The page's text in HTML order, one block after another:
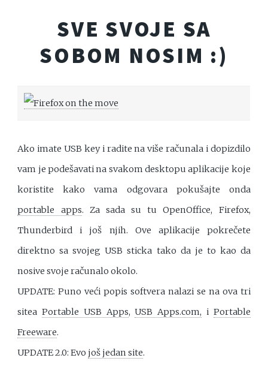
SVE SVOJE SA
SOBOM NOSIM :)
Ako imate USB key i radite na više računala i dopizdilo
vam je podešavati na svakom desktopu aplikacije koje
koristite kako vama odgovara pokušajte onda
portable apps. Za sada su tu OpenOffice, Firefox,
Thunderbird i još njih. Ove aplikacije pokrečete
direktno sa svojeg USB sticka tako da je to kao da
nosive svoje računalo okolo.
UPDATE: Puno veći popis softvera nalazi se na ova tri
siteaPortable USB Apps,USB Apps.com, i Portable
Freeware.
UPDATE 2.0: Evo još jedan site.